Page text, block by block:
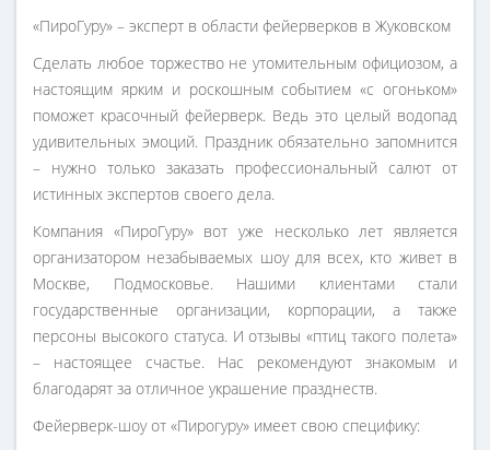
«ПироГуру» – эксперт в области фейерверков в Жуковском
Сделать любое торжество не утомительным официозом, а
настоящим ярким и роскошным событием «с огоньком»
поможет красочный фейерверк. Ведь это целый водопад
удивительных эмоций. Праздник обязательно запомнится
– нужно только заказать профессиональный салют от
истинных экспертов своего дела.
Компания «ПироГуру» вот уже несколько лет является
организатором незабываемых шоу для всех, кто живет в
Москве, Подмосковье. Нашими клиентами стали
государственные организации, корпорации, а также
персоны высокого статуса. И отзывы «птиц такого полета»
– настоящее счастье. Нас рекомендуют знакомым и
благодарят за отличное украшение празднеств.
Фейерверк-шоу от «Пирогуру» имеет свою специфику: